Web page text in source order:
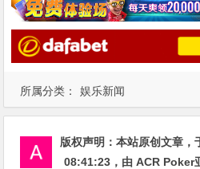
所属分类： 娱乐新闻
版权声明：本站原创文章，
08:41:23 ，由ACR Poker